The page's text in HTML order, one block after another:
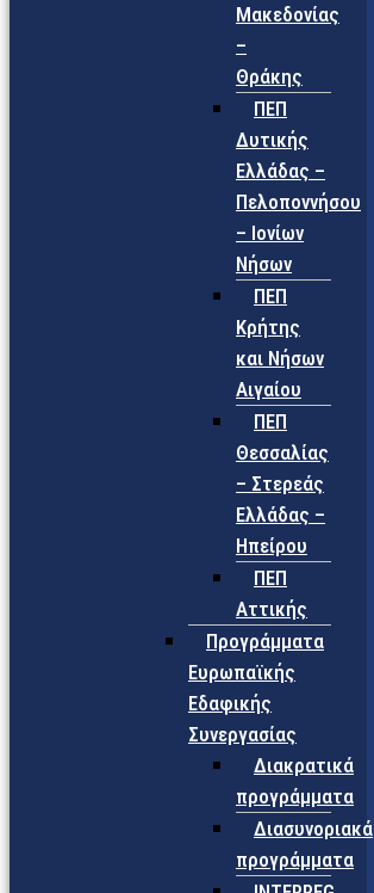
Μακεδονίας
–
Θράκης
ΠΕΠ
Δυτικής
Ελλάδας –
Πελοποννήσου
– Ιονίων
Νήσων
ΠΕΠ
Κρήτης
και Νήσων
Αιγαίου
ΠΕΠ
Θεσσαλίας
– Στερεάς
Ελλάδας –
Ηπείρου
ΠΕΠ
Αττικής
Προγράμματα
Ευρωπαϊκής
Εδαφικής
Συνεργασίας
Διακρατικά
προγράμματα
Διασυνοριακά
προγράμματα